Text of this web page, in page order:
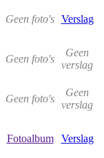
Geen foto's Verslag
Geen foto's
Geen
verslag
Geen foto's
Geen
verslag
Fotoalbum Verslag